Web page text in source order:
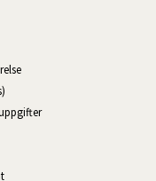
Öppnas i nytt fönster.